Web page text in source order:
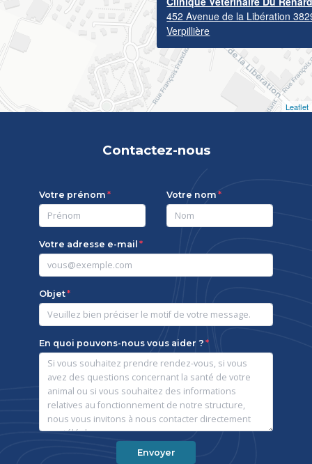
452 Avenue de la Libération
Verpillière
Leaflet
Contactez-nous
Votre prénom Votre nom
Votre adresse e-mail
Objet
En quoi pouvons-nous vous aider ?
Envoyer